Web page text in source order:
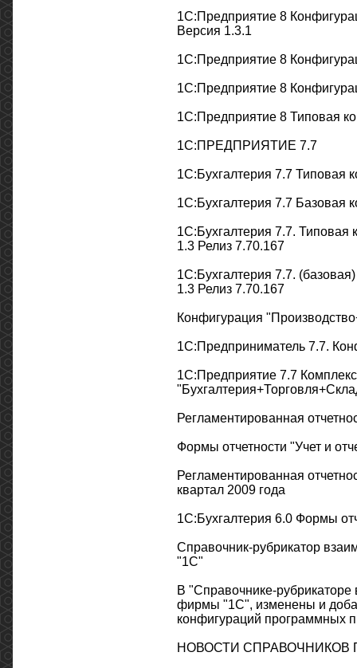
1С:Предприятие 8
Версия 1.3.1
1С:Предприятие 8
1С:Предприятие 8
1С:Предприятие 8 Типовая
1С:ПРЕДПРИЯТИЕ 7.7
1С:Бухгалтерия 7.7 Типовая
1С:Бухгалтерия 7.7 Базовая
1С:Бухгалтерия 7.7. Типовая
1.3 Релиз 7.70.167
1С:Бухгалтерия 7.7.
1.3 Релиз 7.70.167
Конфигурация
1С:Предприниматель 7.7.
1С:Предприятие 7.7
Регламентированная
Формы отчетности "Учет и
Регламентированная
квартал 2009 года
1С:Бухгалтерия 6.0 Формы
Справочник-рубрикатор
"1С"
В "Справочнике-
фирмы "1С", изменены и
конфигураций программных
НОВОСТИ СПРАВОЧНИКОВ